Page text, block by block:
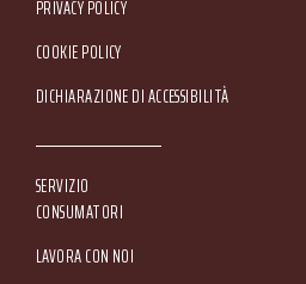
Footer Service Menu
PRIVACY POLICY
COOKIE POLICY
DICHIARAZIONE DI ACCESSIBILITÀ
SERVIZIO
CONSUMATORI
LAVORA CON NOI